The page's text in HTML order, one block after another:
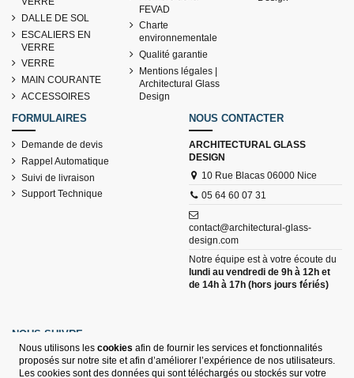
DALLE DE SOL
ESCALIERS EN
VERRE
VERRE
MAIN COURANTE
ACCESSOIRES
FEVAD
Charte
environnementale
Qualité garantie
Mentions légales |
Architectural Glass
Design
FORMULAIRES
Demande de devis
Rappel Automatique
Suivi de livraison
Support Technique
NOUS CONTACTER
ARCHITECTURAL GLASS
DESIGN
10 Rue Blacas 06000 Nice
05 64 60 07 31
contact@architectural-glass-
design.com
Notre équipe est à votre écoute du
lundi au vendredi de 9h à 12h et
de 14h à 17h (hors jours fériés)
NOUS SUIVRE
Nous utilisons les cookies afin de fournir les services et fonctionnalités
proposés sur notre site et afin d’améliorer l’expérience de nos utilisateurs.
Les cookies sont des données qui sont téléchargés ou stockés sur votre